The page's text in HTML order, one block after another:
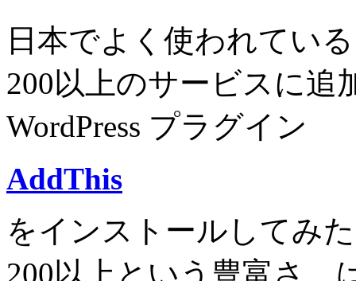
日本でよく使われてい
200以上のサービスに追
WordPress プラグイン
AddThis
をインストールしてみ
200以上という豊富さ、